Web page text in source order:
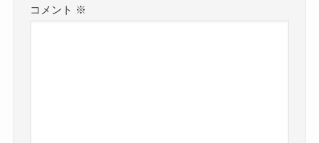
コメント ※